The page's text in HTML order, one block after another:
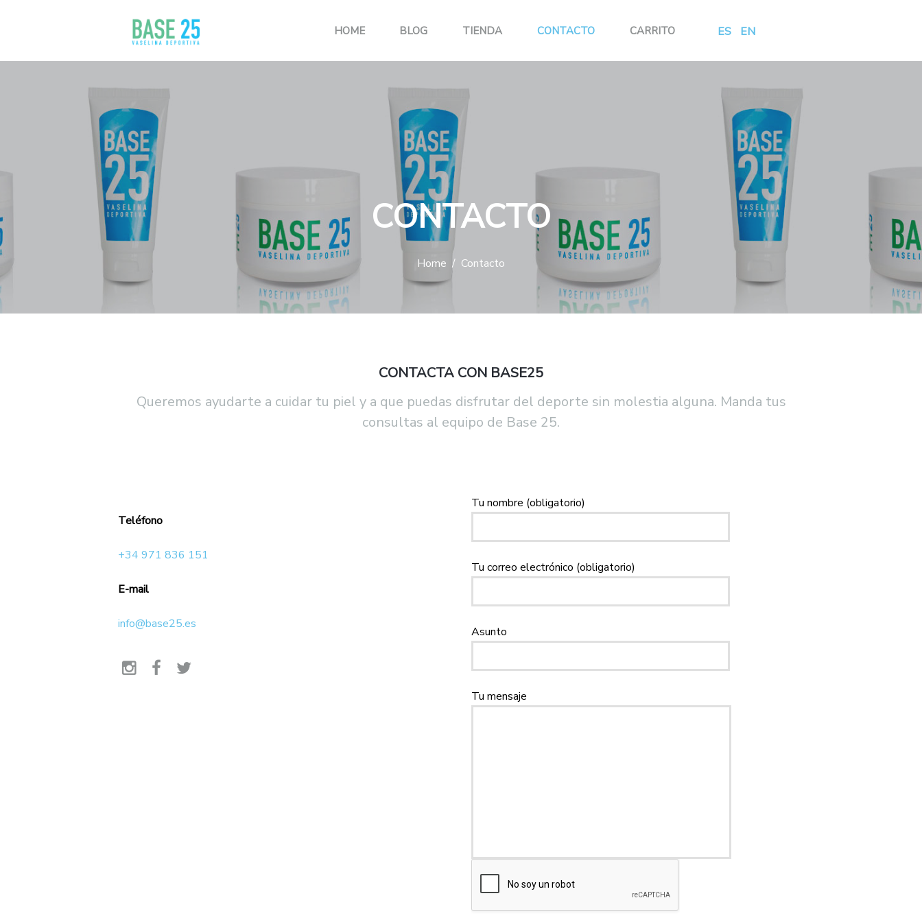
HOME BLOG TIENDA CONTACTO CARRITO ES EN
CONTACTO
Home Contacto
CONTACTA CON BASE25
Queremos ayudarte a cuidar tu piel y a que puedas disfrutar del deporte sin molestia alguna. Manda tus
consultas al equipo de Base 25.
Teléfono
+34 971 836 151
E-mail
info@base25.es
Tu nombre (obligatorio)
Tu correo electrónico (obligatorio)
Asunto
Tu mensaje